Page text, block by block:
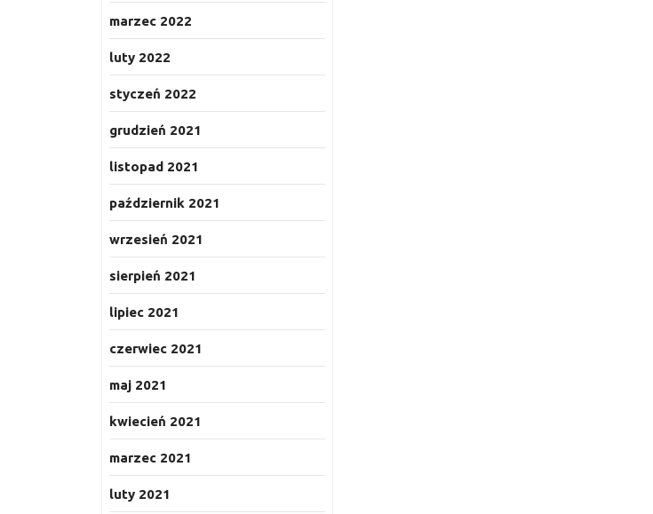
marzec 2022
luty 2022
styczeń 2022
grudzień 2021
listopad 2021
październik 2021
wrzesień 2021
sierpień 2021
lipiec 2021
czerwiec 2021
maj 2021
kwiecień 2021
marzec 2021
luty 2021